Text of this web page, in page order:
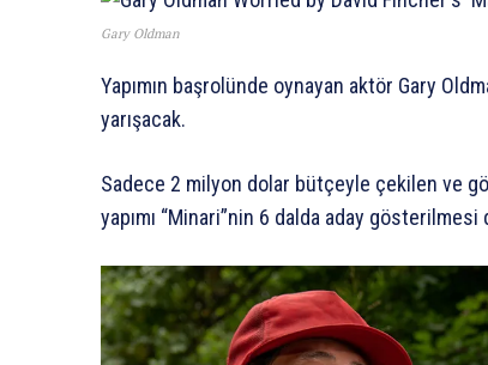
Gary Oldman
Yapımın başrolünde oynayan aktör Gary
yarışacak.
Sadece 2 milyon dolar bütçeyle çekilen ve
yapımı “Minari”nin 6 dalda aday